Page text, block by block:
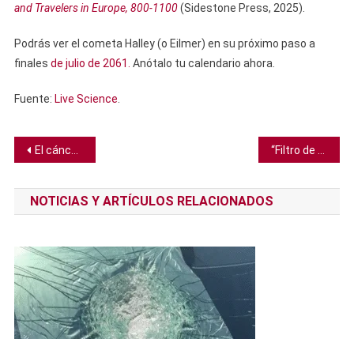
and Travelers in Europe, 800-1100(Sidestone Press, 2025).
Podrás ver el cometa Halley (o Eilmer) en su próximo paso a
finales de julio de 2061. Anótalo tu calendario ahora.
Fuente: Live Science
Navegación
de
entradas
El cáncer podría emitir señales que protegen al cerebro del Alzheimer
NOTICIAS Y ARTÍCULOS RELACIONADOS